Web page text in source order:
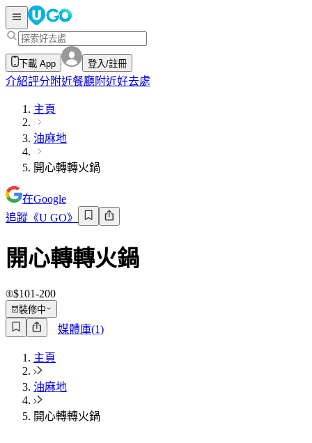
下載 App 登入/註冊
介紹評分 附近餐廳附近好去處
主頁
油麻地
開心轉轉火鍋
在Google
追蹤《U GO》
開心轉轉火鍋
$101-200
裝修中
媒體庫(1)
主頁
油麻地
開心轉轉火鍋